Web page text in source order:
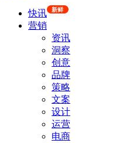
快讯 新鲜
营销
资讯
洞察
创意
品牌
策略
文案
设计
运营
电商